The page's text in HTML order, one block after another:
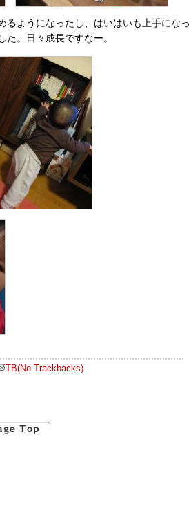
るようになったし、はいはいも上手になっ
。日々成長ですなー。
TB(No Trackbacks)